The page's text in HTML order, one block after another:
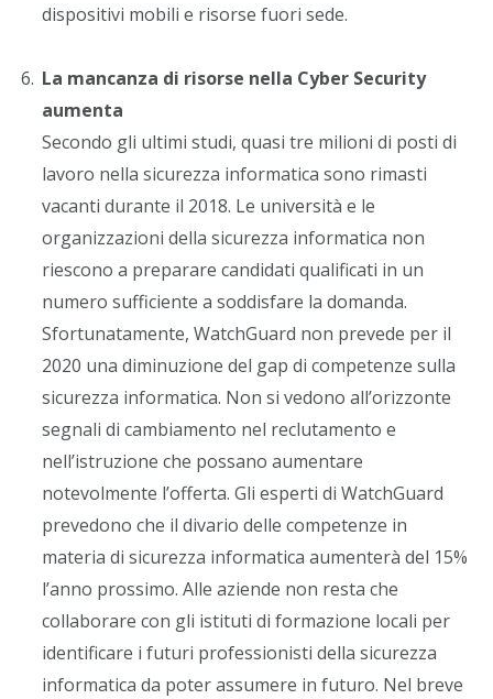
dispositivi mobili e risorse fuori sede.
La mancanza di risorse nella Cyber Security
aumenta
Secondo gli ultimi studi, quasi tre milioni di posti di
lavoro nella sicurezza informatica sono rimasti
vacanti durante il 2018. Le università e le
organizzazioni della sicurezza informatica non
riescono a preparare candidati qualificati in un
numero sufficiente a soddisfare la domanda.
Sfortunatamente, WatchGuard non prevede per il
2020 una diminuzione del gap di competenze sulla
sicurezza informatica. Non si vedono all’orizzonte
segnali di cambiamento nel reclutamento e
nell’istruzione che possano aumentare
notevolmente l’offerta. Gli esperti di WatchGuard
prevedono che il divario delle competenze in
materia di sicurezza informatica aumenterà del 15%
l’anno prossimo. Alle aziende non resta che
collaborare con gli istituti di formazione locali per
identificare i futuri professionisti della sicurezza
informatica da poter assumere in futuro. Nel breve